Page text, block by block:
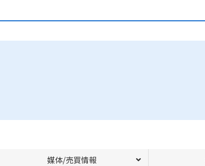
媒体/売買情報